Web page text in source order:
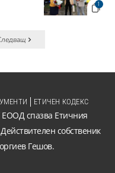
1
ЕООД спазва Етичния
собственик
Гешов.
ЕТИЧЕН КОДЕКС